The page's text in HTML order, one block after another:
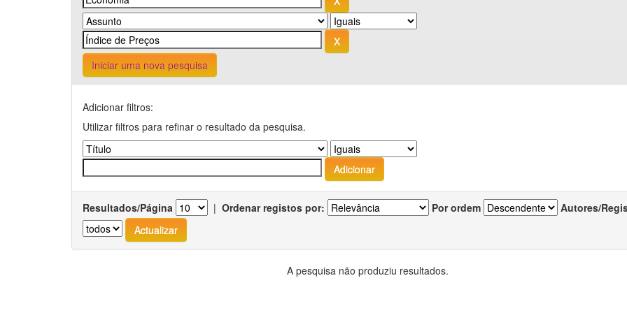
Iniciar uma nova pesquisa
Adicionar filtros:
Utilizar filtros para refinar o resultado da pesquisa.
Resultados/Página | Ordenar registos por: Por ordem Autores/
A pesquisa não produziu resultados.